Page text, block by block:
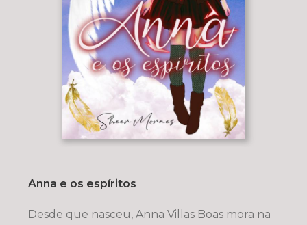
Anna e os espíritos
Desde que nasceu, Anna Villas Boas mora na